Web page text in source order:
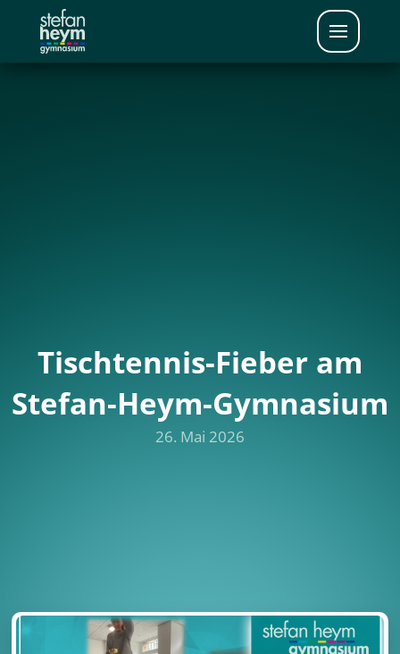
Tischtennis-Fieber am
Stefan-Heym-Gymnasium
26. Mai 2026